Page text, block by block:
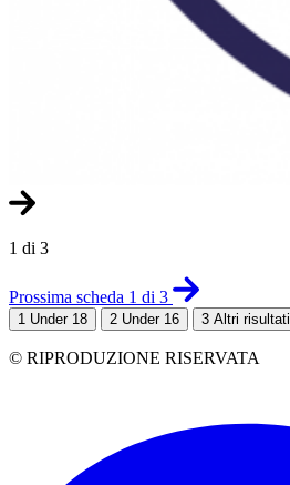
1 di 3
Prossima scheda 1 di 3
1 Under 18 2 Under 16 3 Altri risultati
© RIPRODUZIONE RISERVATA